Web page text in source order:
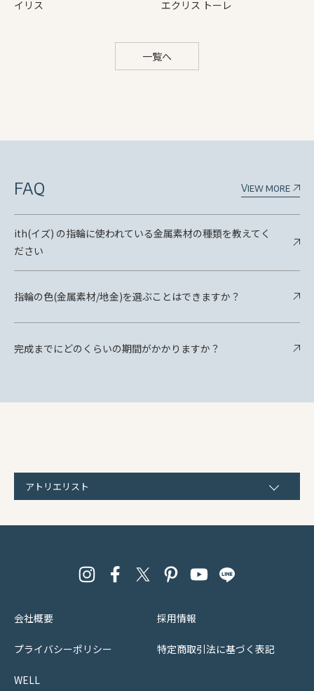
イリス エクリス トーレ
一覧へ
FAQ View more
ith(イズ) の指輪に使われている金属素材の種類を教えてく
ださい
指輪の色(金属素材/地金)を選ぶことはできますか？
完成までにどのくらいの期間がかかりますか？
アトリエリスト
会社概要 採用情報
プライバシーポリシー 特定商取引法に基づく表記
WELL